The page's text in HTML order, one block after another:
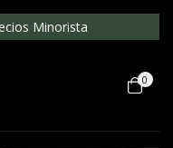
Minorista
0